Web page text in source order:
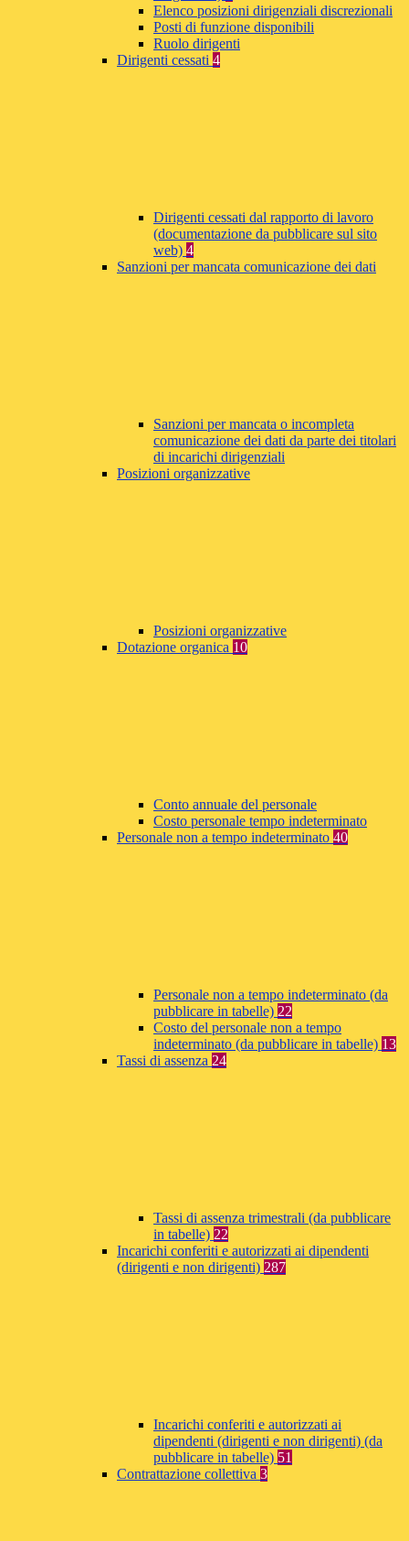
Elenco posizioni dirigenziali discrezionali
Posti di funzione disponibili
Ruolo dirigenti
Dirigenti cessati 4
Dirigenti cessati dal rapporto di lavoro
(documentazione da pubblicare sul sito
web) 4
Sanzioni per mancata comunicazione dei dati
Sanzioni per mancata o incompleta
comunicazione dei dati da parte dei titolari
di incarichi dirigenziali
Posizioni organizzative
Posizioni organizzative
Dotazione organica 10
Conto annuale del personale
Costo personale tempo indeterminato
Personale non a tempo indeterminato 40
Personale non a tempo indeterminato (da
pubblicare in tabelle) 22
Costo del personale non a tempo
indeterminato (da pubblicare in tabelle) 13
Tassi di assenza 24
Tassi di assenza trimestrali (da pubblicare
in tabelle) 22
Incarichi conferiti e autorizzati ai dipendenti
(dirigenti e non dirigenti) 287
Incarichi conferiti e autorizzati ai
dipendenti (dirigenti e non dirigenti) (da
pubblicare in tabelle) 51
Contrattazione collettiva 3